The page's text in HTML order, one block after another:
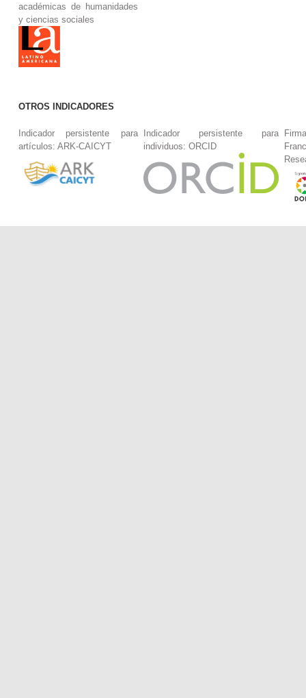
académicas de humanidades
y ciencias sociales
OTROS INDICADORES
Indicador persistente para
artículos: ARK-CAICYT
Indicador persistente para
individuos: ORCID